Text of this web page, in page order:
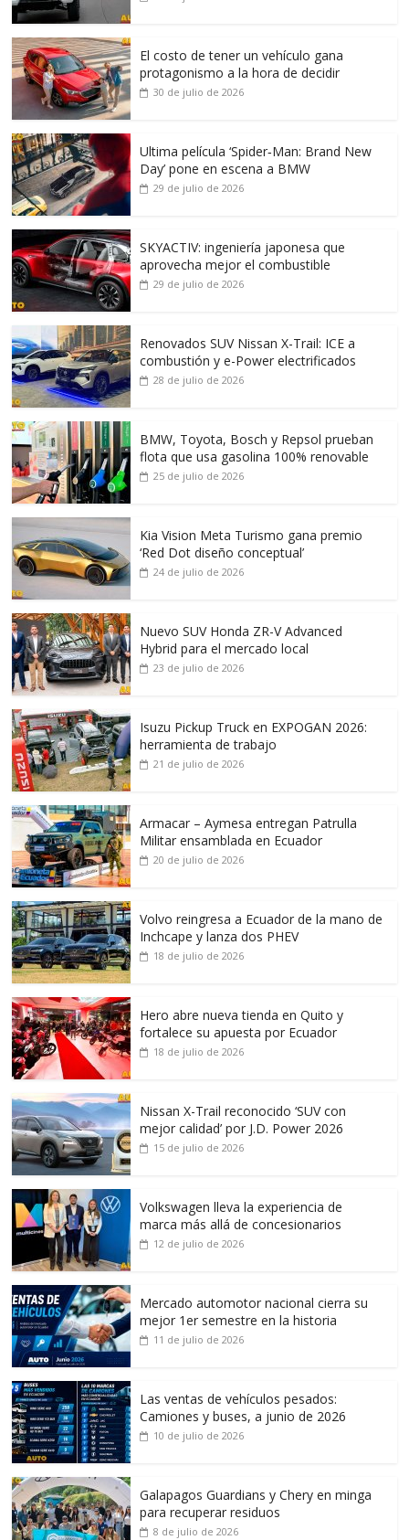
El costo de tener un vehículo gana
protagonismo a la hora de decidir
30 de julio de 2026
Ultima película ‘Spider‑Man: Brand New
Day’ pone en escena a BMW
29 de julio de 2026
SKYACTIV: ingeniería japonesa que
aprovecha mejor el combustible
29 de julio de 2026
Renovados SUV Nissan X-Trail: ICE a
combustión y e-Power electrificados
28 de julio de 2026
BMW, Toyota, Bosch y Repsol prueban
flota que usa gasolina 100% renovable
25 de julio de 2026
Kia Vision Meta Turismo gana premio
‘Red Dot diseño conceptual’
24 de julio de 2026
Nuevo SUV Honda ZR-V Advanced
Hybrid para el mercado local
23 de julio de 2026
Isuzu Pickup Truck en EXPOGAN 2026:
herramienta de trabajo
21 de julio de 2026
Armacar – Aymesa entregan Patrulla
Militar ensamblada en Ecuador
20 de julio de 2026
Volvo reingresa a Ecuador de la mano de
Inchcape y lanza dos PHEV
18 de julio de 2026
Hero abre nueva tienda en Quito y
fortalece su apuesta por Ecuador
18 de julio de 2026
Nissan X-Trail reconocido ‘SUV con
mejor calidad’ por J.D. Power 2026
15 de julio de 2026
Volkswagen lleva la experiencia de
marca más allá de concesionarios
12 de julio de 2026
Mercado automotor nacional cierra su
mejor 1er semestre en la historia
11 de julio de 2026
Las ventas de vehículos pesados:
Camiones y buses, a junio de 2026
10 de julio de 2026
Galapagos Guardians y Chery en minga
para recuperar residuos
8 de julio de 2026